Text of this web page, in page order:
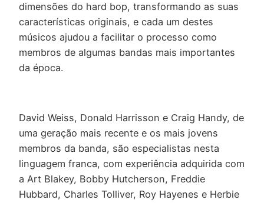
dimensões do hard bop, transformando as suas
características originais, e cada um destes
músicos ajudou a facilitar o processo como
membros de algumas bandas mais importantes
da época.
David Weiss, Donald Harrisson e Craig Handy, de
uma geração mais recente e os mais jovens
membros da banda, são especialistas nesta
linguagem franca, com experiência adquirida com
a Art Blakey, Bobby Hutcherson, Freddie
Hubbard, Charles Tolliver, Roy Hayenes e Herbie